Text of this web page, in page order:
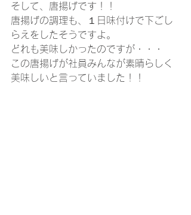
そして、唐揚げです！！
唐揚げの調理も、１日味付けで下ごし
らえをしたそうですよ。
どれも美味しかったのですが・・・
この唐揚げが社員みんなが素晴らしく
美味しいと言っていました！！